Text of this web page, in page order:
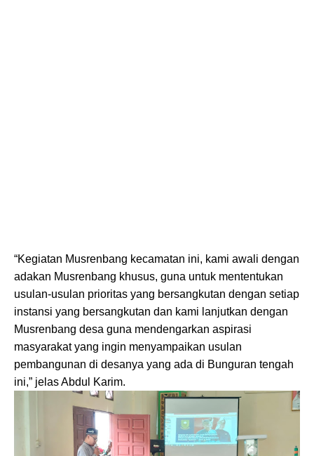
“Kegiatan Musrenbang kecamatan ini, kami awali dengan
adakan Musrenbang khusus, guna untuk mententukan
usulan-usulan prioritas yang bersangkutan dengan setiap
instansi yang bersangkutan dan kami lanjutkan dengan
Musrenbang desa guna mendengarkan aspirasi
masyarakat yang ingin menyampaikan usulan
pembangunan di desanya yang ada di Bunguran tengah
ini,” jelas Abdul Karim.